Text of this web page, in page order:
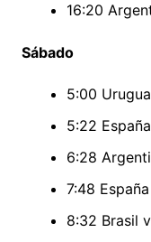
16:20
Sábado
5:00
5:22
6:28
7:48
8:32 Brasil